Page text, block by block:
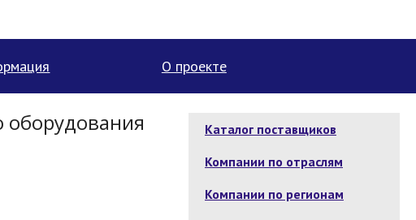
О проекте
оборудования
Каталог поставщиков
Компании по отраслям
Компании по регионам